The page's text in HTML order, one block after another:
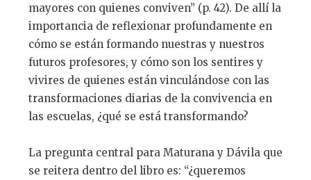
mayores con quienes conviven” (p. 42). De allí la
importancia de reflexionar profundamente en
cómo se están formando nuestras y nuestros
futuros profesores, y cómo son los sentires y
vivires de quienes están vinculándose con las
transformaciones diarias de la convivencia en
las escuelas, ¿qué se está transformando?
La pregunta central para Maturana y Dávila que
se reitera dentro del libro es: “¿queremos